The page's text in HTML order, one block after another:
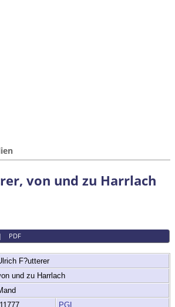
von und zu Harrlach
PDF
F?utterer
und zu Harrlach
PGL